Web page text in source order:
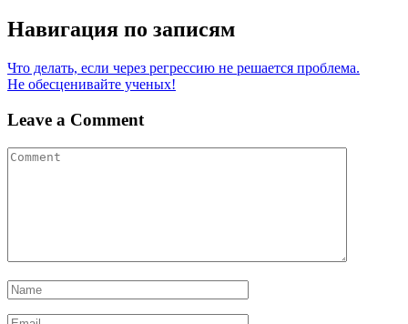
Навигация по записям
Что делать, если через регрессию не решается проблема.
Не обесценивайте ученых!
Leave a Comment